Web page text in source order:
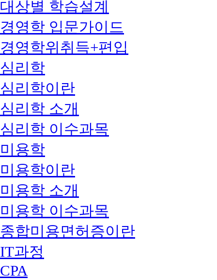
대상별 학습설계
경영학 입문가이드
경영학위취득+편입
심리학
심리학이란
심리학 소개
심리학 이수과목
미용학
미용학이란
미용학 소개
미용학 이수과목
종합미용면허증이란
IT과정
CPA